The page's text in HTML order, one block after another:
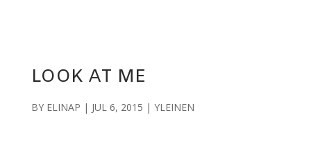
LOOK AT ME
BY ELINAP | JUL 6, 2015 | YLEINEN